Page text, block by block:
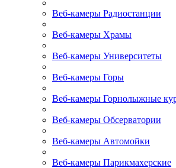
Веб-камеры Радиостанции
Веб-камеры Храмы
Веб-камеры Университеты
Веб-камеры Горы
Веб-камеры Горнолыжные
Веб-камеры Обсерватории
Веб-камеры Автомойки
Веб-камеры Парикмахерские